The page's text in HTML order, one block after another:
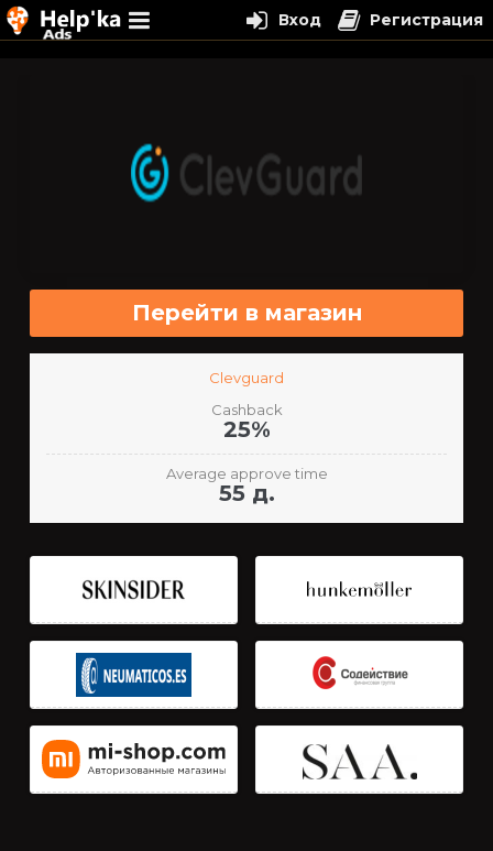
Перейти в магазин
Clevguard
Cashback
25%
Average approve time
55 д.
Вход Регистрация